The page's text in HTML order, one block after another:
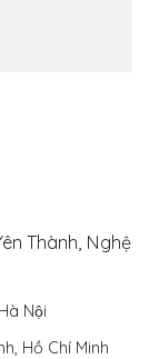
Thành, Nghệ
Nội
Hồ Chí Minh